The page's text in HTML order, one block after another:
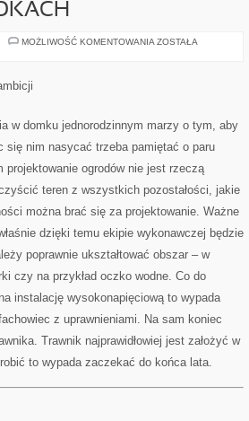
MOŻLIWOŚĆ KOMENTOWANIA NIE
GNIAZDKA
W
ZOSTAŁA
w domku jednorodzinnym marzy o tym, aby
się nim nasycać trzeba pamiętać o paru
projektowanie ogrodów nie jest rzeczą
teren z wszystkich pozostałości, jakie
można brać się za projektowanie. Ważne
dzięki temu ekipie wykonawczej będzie
poprawnie ukształtować obszar – w
czy na przykład oczko wodne. Co do
instalację wysokonapięciową to wypada
z uprawnieniami. Na sam koniec
Trawnik najprawidłowiej jest założyć w
to wypada zaczekać do końca lata.